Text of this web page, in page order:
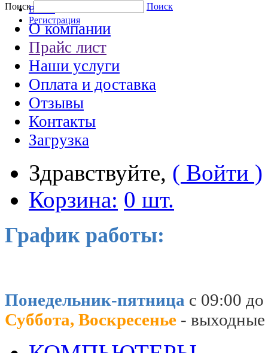
Войти
Регистрация
Поиск Поиск
О компании
Прайс лист
Наши услуги
Оплата и доставка
Отзывы
Контакты
Загрузка
Здравствуйте, ( Войти )
Корзина: 0 шт.
График работы:
Понедельник-пятница с 09:00
Суббота, Воскресенье - выходные